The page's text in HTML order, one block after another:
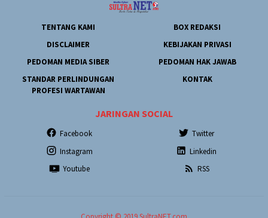
TENTANG KAMI
BOX REDAKSI
DISCLAIMER
KEBIJAKAN PRIVASI
PEDOMAN MEDIA SIBER
PEDOMAN HAK JAWAB
STANDAR PERLINDUNGAN
PROFESI WARTAWAN
KONTAK
JARINGAN SOCIAL
Facebook
Twitter
Instagram
Linkedin
Youtube
RSS